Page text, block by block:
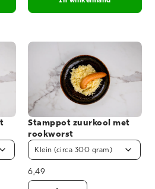
Stamppot zuurkool met
rookworst
6,49